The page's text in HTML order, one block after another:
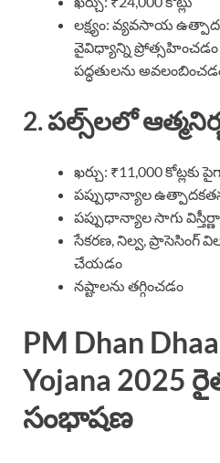
లక్ష్యం: వ్యవసాయ
వైవిధ్యాన్ని
పద్ధతులను
2. పల్స్‌లలో
ఖర్చు: ₹11,000 కోట్లకు
పప్పుధాన్యాల
పప్పుధాన్యాల సాగు
సేకరణ, నిల్వ, ప్రాసెసింగ్
చేయడం
నష్టాలను తగ్గించడం
PM Dhan
Yojana 2025
సంభాషణ